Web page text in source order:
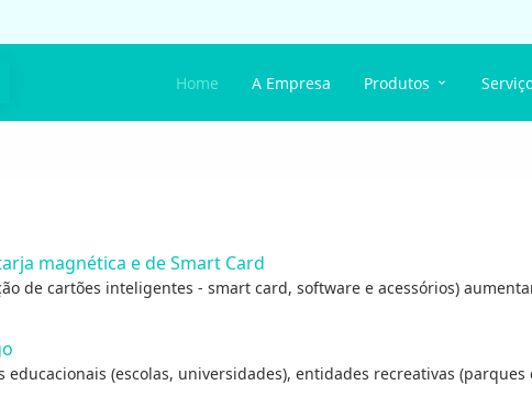
Home A Empresa Produtos
magnética e de Smart Card
de cartões inteligentes - smart card, software e acessórios)
(escolas, universidades), entidades recreativas